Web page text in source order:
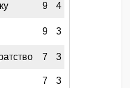
9 4
9 3
7 3
7 3